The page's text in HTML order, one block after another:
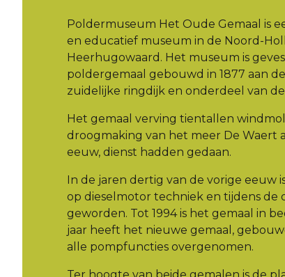
Poldermuseum Het Oude Gemaal is
en educatief museum in de Noord-
Heerhugowaard. Het museum is
poldergemaal gebouwd in 1877 aan
zuidelijke ringdijk en onderdeel van
Het gemaal verving tientallen
droogmaking van het meer De Waert
eeuw, dienst hadden gedaan.
In de jaren dertig van de vorige eeuw
op dieselmotor techniek en tijdens de
geworden. Tot 1994 is het gemaal in
jaar heeft het nieuwe gemaal,
alle pompfuncties overgenomen.
Ter hoogte van beide gemalen is de